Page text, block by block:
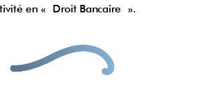
en « Droit Bancaire ».